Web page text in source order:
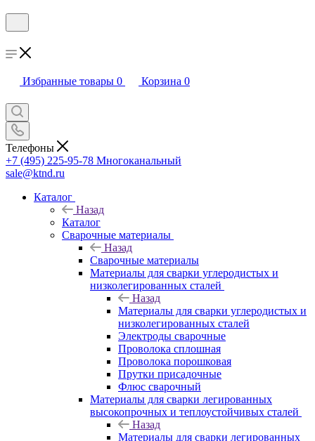
Избранные товары 0 Корзина 0
Телефоны
+7 (495) 225-95-78 Многоканальный
sale@ktnd.ru
Каталог
Назад
Каталог
Сварочные материалы
Назад
Сварочные материалы
Материалы для сварки углеродистых и
низколегированных сталей
Назад
Материалы для сварки углеродистых и
низколегированных сталей
Электроды сварочные
Проволока сплошная
Проволока порошковая
Прутки присадочные
Флюс сварочный
Материалы для сварки легированных
высокопрочных и теплоустойчивых сталей
Назад
Материалы для сварки легированных